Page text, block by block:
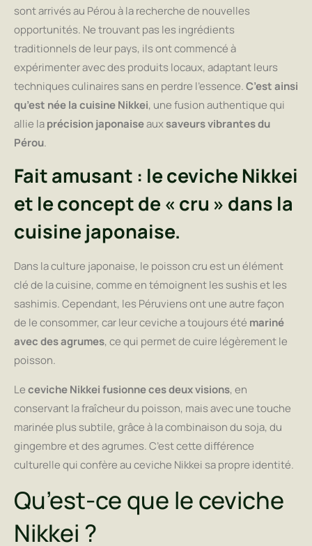
sont arrivés au Pérou à la recherche de nouvelles
opportunités. Ne trouvant pas les ingrédients
traditionnels de leur pays, ils ont commencé à
expérimenter avec des produits locaux, adaptant leurs
techniques culinaires sans en perdre l’essence.C’est ainsi
qu’est née la cuisine Nikkei, une fusion authentique qui
allie laprécision japonaiseauxsaveurs vibrantes du
Pérou.
Fait amusant : le ceviche Nikkei
et le concept de « cru » dans la
cuisine japonaise.
Dans la culture japonaise, le poisson cru est un élément
clé de la cuisine, comme en témoignent les sushis et les
sashimis. Cependant, les Péruviens ont une autre façon
de le consommer, car leur ceviche a toujours été mariné
avec des agrumes, ce qui permet de cuire légèrement le
poisson.
Leceviche Nikkei fusionne ces deux visions, en
conservant la fraîcheur du poisson, mais avec une touche
marinée plus subtile, grâce à la combinaison du soja, du
gingembre et des agrumes. C’est cette différence
culturelle qui confère au ceviche Nikkei sa propre identité.
Qu’est-ce que le ceviche
Nikkei ?